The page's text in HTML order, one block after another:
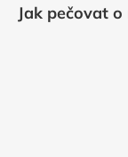
Jak pečovat